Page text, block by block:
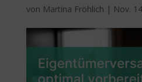
von Martina Fröhlich | Nov.